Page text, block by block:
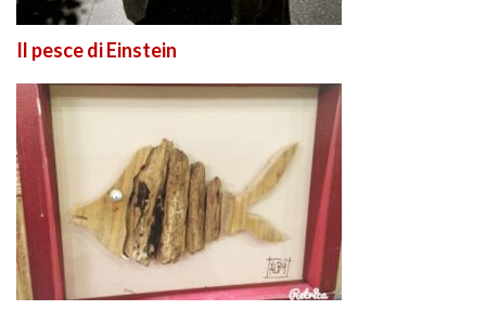
Il pesce di Einstein